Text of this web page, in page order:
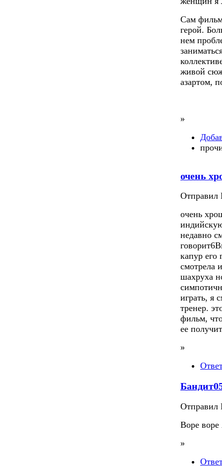
Сам фильм
герой.
нем
живой
азартом,
»
очень
Отправил
очень
недавно
капур его
смотрела
шахруха
играть, я
тренер.
фильм,
ее
»
Отправил
Воре воре
»